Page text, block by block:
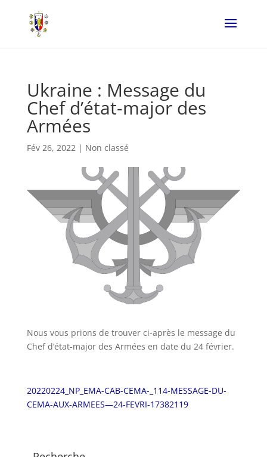
Ukraine : Message du
Chef d’état-major des
Armées
Fév 26, 2022| Non classé
Nous vous prions de trouver ci-après le message du
Chef d’état-major des Armées en date du 24 février.
20220224_NP_EMA-CAB-CEMA-_114-MESSAGE-DU-
CEMA-AUX-ARMEES—24-FEVRI-17382119